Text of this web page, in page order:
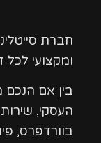
חברת
ומקצועי לכל
בין אם
העסקי,
בוורדפרס,